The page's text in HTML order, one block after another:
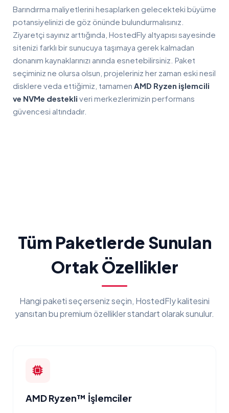
Barındırma maliyetlerini hesaplarken gelecekteki büyüme
potansiyelinizi de göz önünde bulundurmalısınız.
Ziyaretçi sayınız arttığında, HostedFly altyapısı sayesinde
sitenizi farklı bir sunucuya taşımaya gerek kalmadan
donanım kaynaklarınızı anında esnetebilirsiniz. Paket
seçiminiz ne olursa olsun, projeleriniz her zaman eski nesil
disklere veda ettiğimiz, tamamen AMD Ryzen işlemcili
ve NVMe destekli veri merkezlerimizin performans
güvencesi altındadır.
Tüm Paketlerde Sunulan
Ortak Özellikler
Hangi paketi seçerseniz seçin, HostedFly kalitesini
yansıtan bu premium özellikler standart olarak sunulur.
AMD Ryzen™ İşlemciler